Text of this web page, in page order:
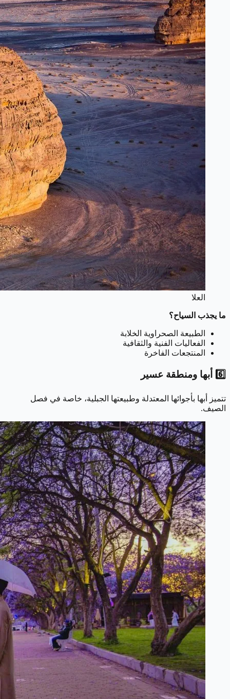
العلا
ما يجذب السياح؟
الطبيعة الصحراوية الخلابة
الفعاليات الفنية والثقافية
المنتجعات الفاخرة
6️⃣ أبها ومنطقة عسير
تتميز أبها بأجوائها المعتدلة وطبيعتها الجبلية، خاصة في فصل
الصيف.